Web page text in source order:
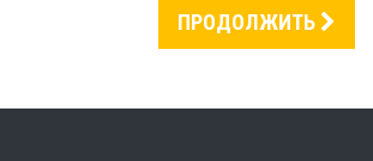
ПРОДОЛЖИТЬ